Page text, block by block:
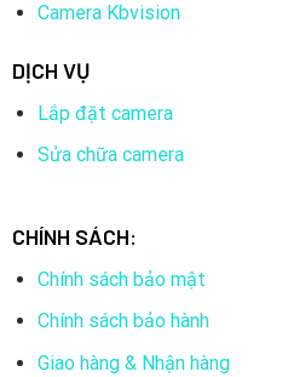
Camera Kbvision
DỊCH VỤ
Lắp đặt camera
Sửa chữa camera
CHÍNH SÁCH:
Chính sách bảo mật
Chính sách bảo hành
Giao hàng & Nhận hàng